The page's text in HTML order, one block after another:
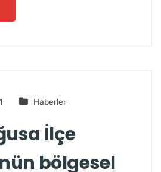
Haberler
İlçe
bölgesel